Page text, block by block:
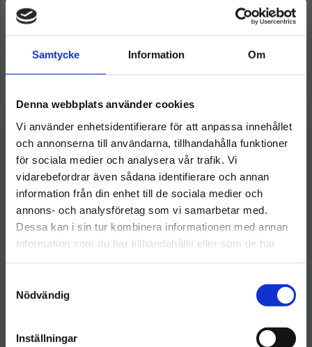
Samtycke Information Om
Denna webbplats använder cookies
Vi använder enhetsidentifierare för att anpassa innehållet
och annonserna till användarna, tillhandahålla funktioner
för sociala medier och analysera vår trafik. Vi
vidarebefordrar även sådana identifierare och annan
information från din enhet till de sociala medier och
annons- och analysföretag som vi samarbetar med.
Dessa kan i sin tur kombinera informationen med annan
information som du har tillhandahållit eller som de har
Nödvändig
Inställningar
Hygieneleeds
Organisationsnummer: 770124-7616
Varuvägen 9
Välkommen till hygieneleeds.se
Vill du handla som företag eller privatperson?
FÖRETAG